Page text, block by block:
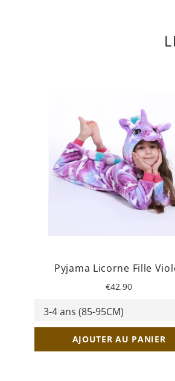
Pyjama Licorne Fille
Prix
€42,90
AJOUTER AU PANIER